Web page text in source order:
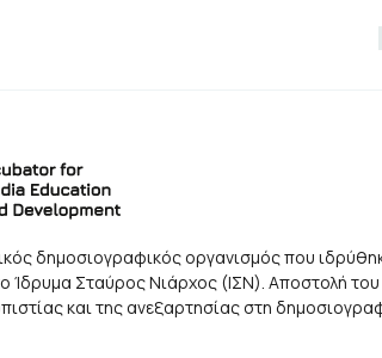
δημοσιογραφικός οργανισμός που
Ίδρυμα Σταύρος Νιάρχος (ΙΣΝ). Αποστολή του
και της ανεξαρτησίας στη